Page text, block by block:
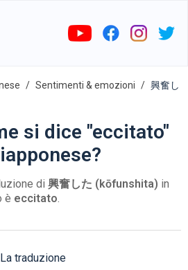
Sentimenti & emozioni
興奮し
si dice "eccitato"
di 興奮した (kōfunshita) in
è eccitato.
La traduzione